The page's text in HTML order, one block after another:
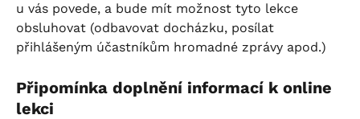
u vás povede, a bude mít možnost tyto lekce
obsluhovat (odbavovat docházku, posílat
přihlášeným účastníkům hromadné zprávy apod.)
Připomínka doplnění informací k online
lekci